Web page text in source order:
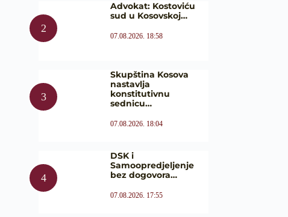
Advokat: Kostoviću
sud u Kosovskoj…
07.08.2026. 18:58
Skupština Kosova
nastavlja
konstitutivnu
sednicu…
07.08.2026. 18:04
DSK i
Samoopredjeljenje
bez dogovora…
07.08.2026. 17:55